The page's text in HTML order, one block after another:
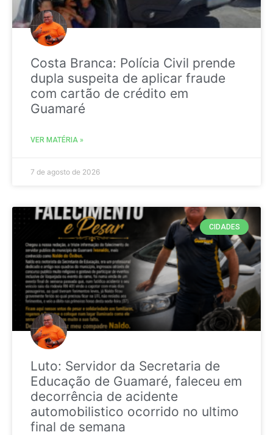
Costa Branca: Polícia Civil prende
dupla suspeita de aplicar fraude
com cartão de crédito em
Guamaré
VER MATÉRIA »
7 de agosto de 2026
CIDADES
Luto: Servidor da Secretaria de
Educação de Guamaré, faleceu em
decorrência de acidente
automobilistico ocorrido no ultimo
final de semana